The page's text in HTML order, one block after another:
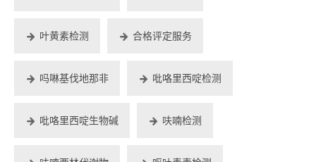
叶黄素检测 合格评定服务
吗啉基伐地那非 吡咯里西啶检测
吡咯里西啶生物碱 呋喃检测